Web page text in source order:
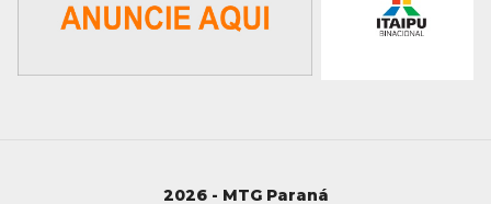
2026 - MTG Paraná